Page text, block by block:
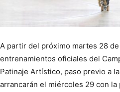
A partir del próximo martes 28
entrenamientos oficiales del
Patinaje Artístico, paso previo a
arrancarán el miércoles 29 con